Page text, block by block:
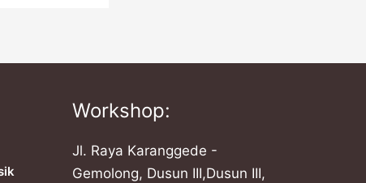
Workshop:
Jl. Raya Karanggede -
Gemolong, Dusun III,Dusun III,